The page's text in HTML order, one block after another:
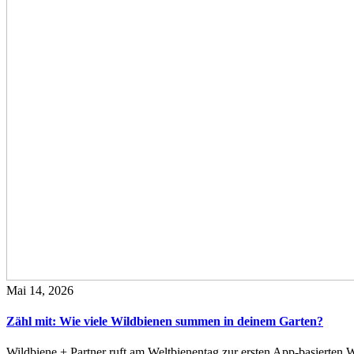
Mai 14, 2026
Zähl mit: Wie viele Wildbienen summen in deinem Garten?